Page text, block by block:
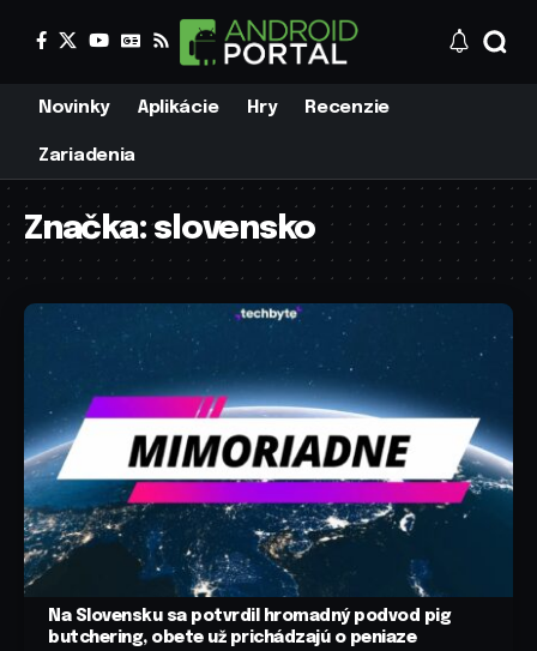
Novinky Aplikácie Hry Recenzie
Zariadenia
Značka:slovensko
Na Slovensku sa potvrdil hromadný podvod pig
butchering, obete už prichádzajú o peniaze